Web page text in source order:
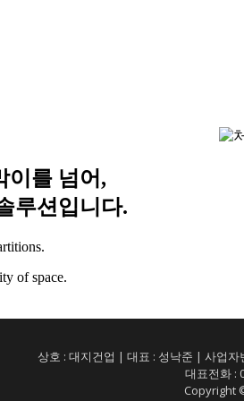
이를 넘어,
루션입니다.
of space.
상호 : 대지건업 | 대표 : 성낙준 | 사업자
대표전화 :
Copyright